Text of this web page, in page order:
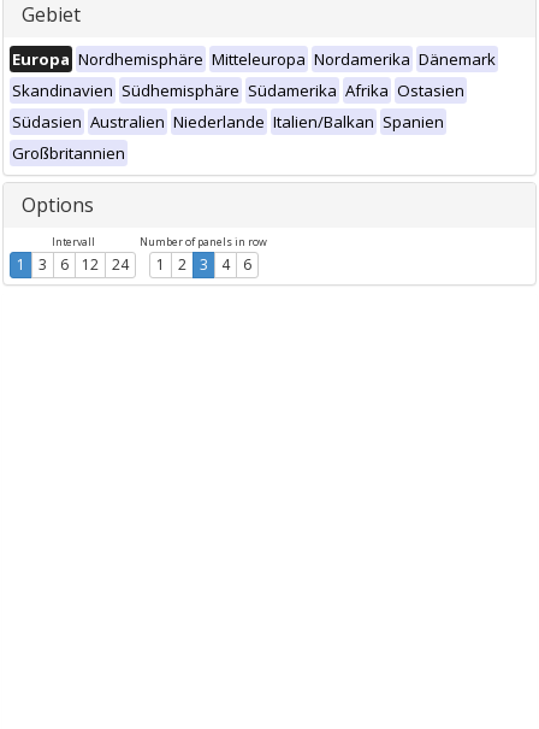
Gebiet
Europa Nordhemisphäre Mitteleuropa Nordamerika Dänemark
Skandinavien Südhemisphäre Südamerika Afrika Ostasien
Südasien Australien Niederlande Italien/Balkan Spanien
Großbritannien
Options
Intervall
1 3 6 12 24
Number of panels in row
1 2 3 4 6